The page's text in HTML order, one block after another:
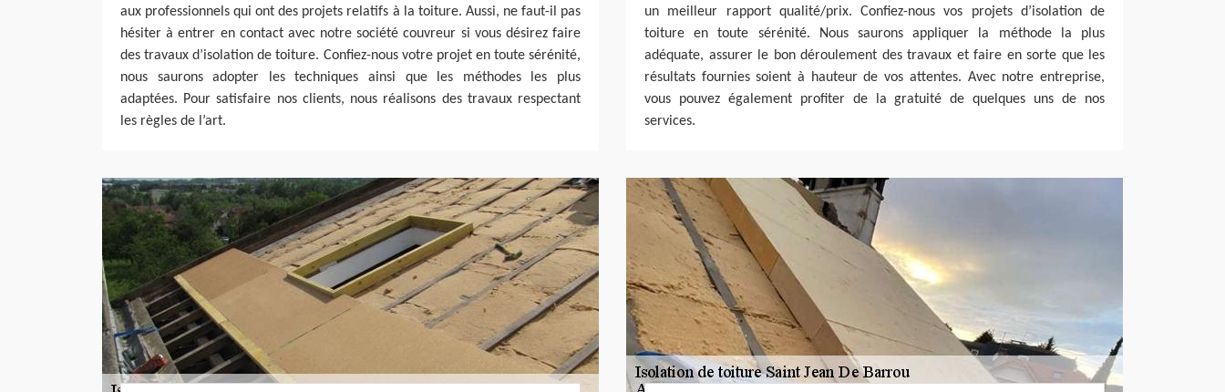
aux professionnels qui ont des projets relatifs à la toiture. Aussi, ne faut-il pas
hésiter à entrer en contact avec notre société couvreur si vous désirez faire
des travaux d’isolation de toiture. Confiez-nous votre projet en toute sérénité,
nous saurons adopter les techniques ainsi que les méthodes les plus
adaptées. Pour satisfaire nos clients, nous réalisons des travaux respectant
les règles de l’art.
un meilleur rapport qualité/prix. Confiez-nous vos projets d’isolation de
toiture en toute sérénité. Nous saurons appliquer la méthode la plus
adéquate, assurer le bon déroulement des travaux et faire en sorte que les
résultats fournies soient à hauteur de vos attentes. Avec notre entreprise,
vous pouvez également profiter de la gratuité de quelques uns de nos
services.